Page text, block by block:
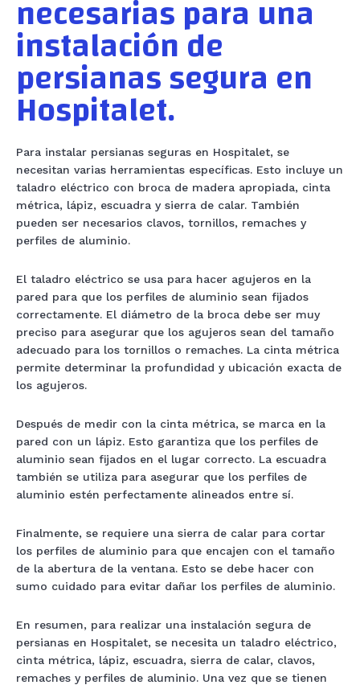
necesarias para una
instalación de
persianas segura en
Hospitalet.
Para instalar persianas seguras en Hospitalet, se
necesitan varias herramientas específicas. Esto incluye un
taladro eléctrico con broca de madera apropiada, cinta
métrica, lápiz, escuadra y sierra de calar. También
pueden ser necesarios clavos, tornillos, remaches y
perfiles de aluminio.
El taladro eléctrico se usa para hacer agujeros en la
pared para que los perfiles de aluminio sean fijados
correctamente. El diámetro de la broca debe ser muy
preciso para asegurar que los agujeros sean del tamaño
adecuado para los tornillos o remaches. La cinta métrica
permite determinar la profundidad y ubicación exacta de
los agujeros.
Después de medir con la cinta métrica, se marca en la
pared con un lápiz. Esto garantiza que los perfiles de
aluminio sean fijados en el lugar correcto. La escuadra
también se utiliza para asegurar que los perfiles de
aluminio estén perfectamente alineados entre sí.
Finalmente, se requiere una sierra de calar para cortar
los perfiles de aluminio para que encajen con el tamaño
de la abertura de la ventana. Esto se debe hacer con
sumo cuidado para evitar dañar los perfiles de aluminio.
En resumen, para realizar una instalación segura de
persianas en Hospitalet, se necesita un taladro eléctrico,
cinta métrica, lápiz, escuadra, sierra de calar, clavos,
remaches y perfiles de aluminio. Una vez que se tienen